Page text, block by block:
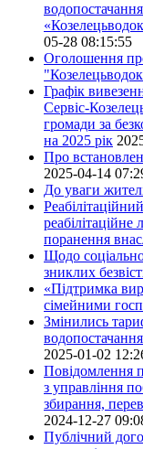
05-28 08:15:55
Оголошення
Графік
Сервіс-
громади за
на 2025 рік
Про
2025-04-14
До уваги
поранення
Щодо
зниклих
«Підтримка
сімейними
Змінились
2025-01-02
Повідомлення
з управління
збирання,
2024-12-27
Публічний